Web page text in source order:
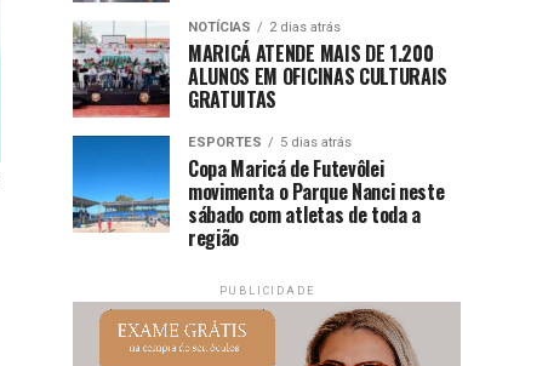
NOTÍCIAS 2 dias atrás
MARICÁ ATENDE MAIS DE 1.200
ALUNOS EM OFICINAS CULTURAIS
GRATUITAS
ESPORTES 5 dias atrás
Copa Maricá de Futevôlei
movimenta o Parque Nanci neste
sábado com atletas de toda a
região
PUBLICIDADE